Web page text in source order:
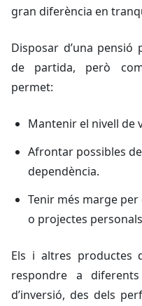
gran diferència en
Disposar d’una
de partida, però
permet:
Mantenir el nivell de
Afrontar possibles
dependència.
Tenir més marge
o projectes
Els i altres productes
respondre a
d’inversió, des dels